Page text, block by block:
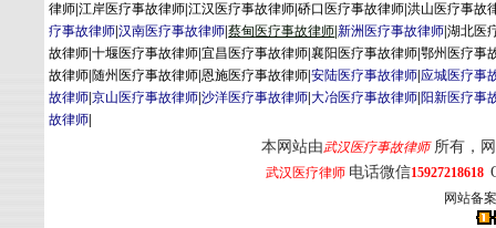
律师 |江岸医疗事故律师 |江汉医疗事故律师 |硚口医疗事故律师 |洪山医疗事故
疗事故律师 |汉南医疗事故律师 |蔡甸 医疗事故律师 |新洲医疗事故律师 |湖北医
故律师 |十堰医疗事故律师 |宜昌医疗事故律师 |襄阳医疗事故律师 |鄂州医疗事
故律师 随州医疗事故律师 |恩施医疗事故律师 |安陆医疗事故律师 |应城医疗事
故律师 |京山医疗事故律师 |沙洋医疗事故律师 |大冶医疗事故律师 阳新医疗事
故律师
本网站由武汉医疗事故律师 所有，
武汉医疗律师 电话微信15927218618
网站备